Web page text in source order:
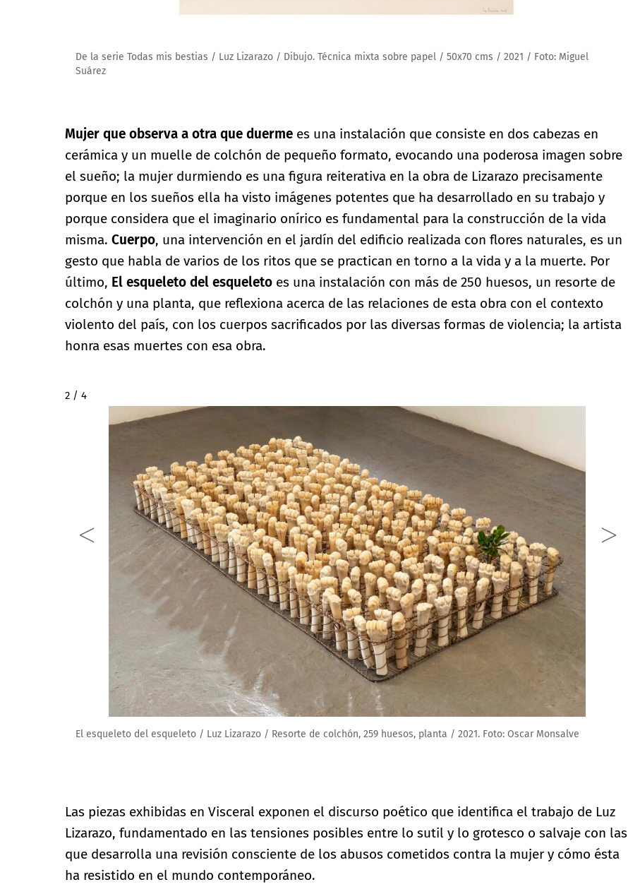
De la serie Todas mis bestias / Luz Lizarazo / Dibujo. Técnica mixta sobre papel / 50x70 cms / 2021 / Foto: Miguel
Suárez
Mujer que observa a otra que duerme es una instalación que consiste en dos cabezas en
cerámica y un muelle de colchón de pequeño formato, evocando una poderosa imagen sobre
el sueño; la mujer durmiendo es una figura reiterativa en la obra de Lizarazo precisamente
porque en los sueños ella ha visto imágenes potentes que ha desarrollado en su trabajo y
porque considera que el imaginario onírico es fundamental para la construcción de la vida
misma. Cuerpo, una intervención en el jardín del edificio realizada con flores naturales, es un
gesto que habla de varios de los ritos que se practican en torno a la vida y a la muerte. Por
último, El esqueleto del esqueleto es una instalación con más de 250 huesos, un resorte de
colchón y una planta, que reflexiona acerca de las relaciones de esta obra con el contexto
violento del país, con los cuerpos sacrificados por las diversas formas de violencia; la artista
honra esas muertes con esa obra.
2 / 4
El esqueleto del esqueleto / Luz Lizarazo / Resorte de colchón, 259 huesos, planta / 2021. Foto: Oscar Monsalve
Las piezas exhibidas en Visceral exponen el discurso poético que identifica el trabajo de Luz
Lizarazo, fundamentado en las tensiones posibles entre lo sutil y lo grotesco o salvaje con las
que desarrolla una revisión consciente de los abusos cometidos contra la mujer y cómo ésta
ha resistido en el mundo contemporáneo.